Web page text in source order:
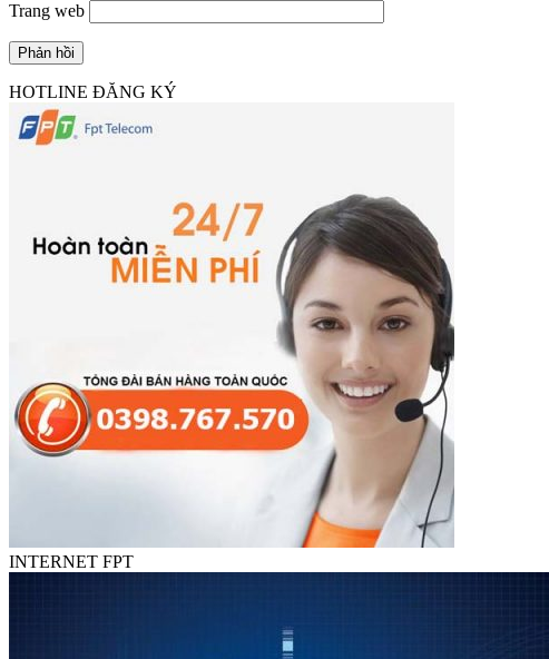
Trang web
HOTLINE ĐĂNG KÝ
INTERNET FPT